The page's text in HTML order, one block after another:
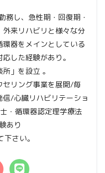
務し、急性期・回復期・
来リハビリと様々な分
器をメインとしている
した経験があり。
」を設立 。
リング事業を展開/毎
/心臓リハビリテーショ
・循環器認定理学療法
あり
さい。